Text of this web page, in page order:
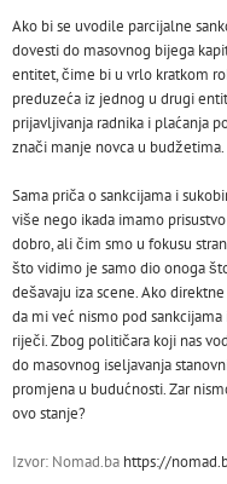
Ako bi se uvodile parcijalne
dovesti do masovnog bijega
entitet, čime bi u vrlo kratkom
preduzeća iz jednog u drugi
prijavljivanja radnika i plaćanja
znači manje novca u budžetima.
Sama priča o sankcijama i
više nego ikada imamo
dobro, ali čim smo u fokusu
što vidimo je samo dio onoga
dešavaju iza scene. Ako
da mi već nismo pod
riječi. Zbog političara koji nas
do masovnog iseljavanja
promjena u budućnosti. Zar
ovo stanje?
Izvor: Nomad.ba https://